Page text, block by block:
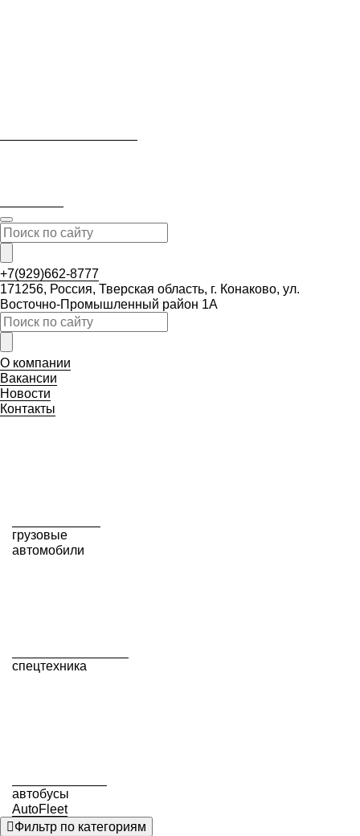
+7(929)662-8777
171256, Россия, Тверская область, г. Конаково, ул.
Восточно-Промышленный район 1А
О компании
Вакансии
Новости
Контакты
грузовые
автомобили
спецтехника
автобусы
AutoFleet
Фильтр по категориям